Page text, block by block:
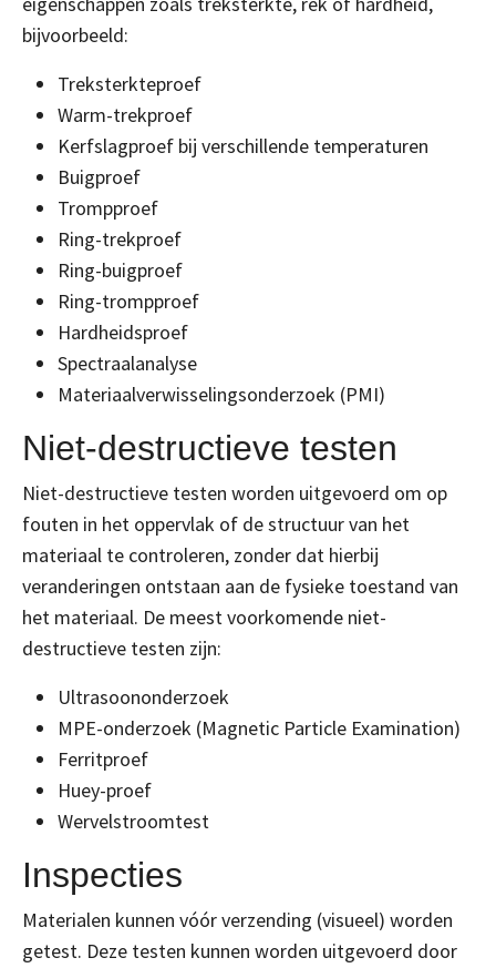
bijvoorbeeld:
Treksterkteproef
Warm-trekproef
Kerfslagproef bij verschillende temperaturen
Buigproef
Trompproef
Ring-trekproef
Ring-buigproef
Ring-trompproef
Hardheidsproef
Spectraalanalyse
Materiaalverwisselingsonderzoek (PMI)
Niet-destructieve testen
Niet-destructieve testen worden uitgevoerd om op
fouten in het oppervlak of de structuur van het
materiaal te controleren, zonder dat hierbij
veranderingen ontstaan aan de fysieke toestand van
het materiaal. De meest voorkomende niet-
destructieve testen zijn:
Ultrasoononderzoek
MPE-onderzoek (Magnetic Particle Examination)
Ferritproef
Huey-proef
Wervelstroomtest
Inspecties
Materialen kunnen vóór verzending (visueel) worden
getest. Deze testen kunnen worden uitgevoerd door